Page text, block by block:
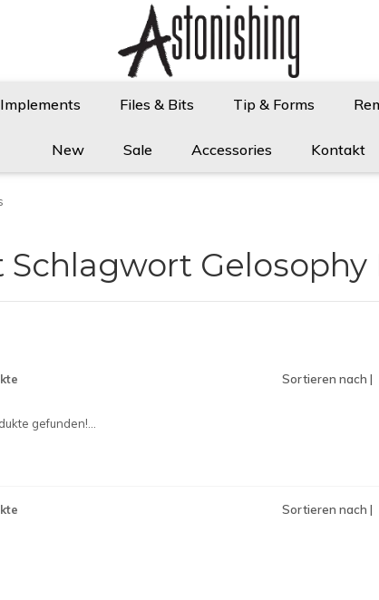
Implements Files & Bits Tip & Forms
New Sale Accessories Kontakt
Gelosophy
Sortieren nach |
gefunden!...
Sortieren nach |